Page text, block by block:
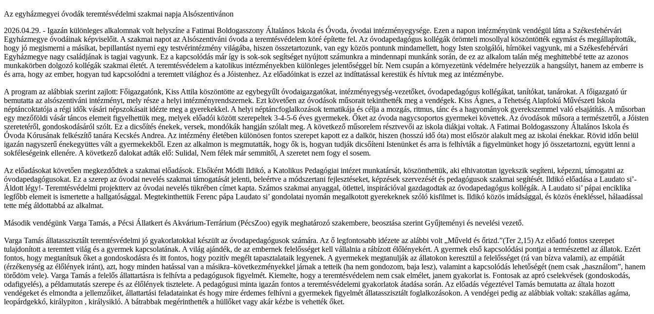
Az egyházmegyei óvodák teremtésvédelmi szakmai napja Alsószentivánon
2026.04.29. - Igazán különleges alkalomnak volt helyszíne a Fatimai Boldogasszony Általános Iskola és Óvoda, óvodai intézményegysége. Ezen a napon intézményünk vendégül látta a Székesfehérvári
Egyházmegye óvodáinak képviselőit. A szakmai napot az Alsószentiváni óvoda a teremtésvédelem köré építette fel. Az óvodapedagógus kollégák örömteli mosollyal köszöntötték egymást és megállapították,
hogy jó megismerni a másikat, bepillantást nyerni egy testvérintézmény világába, hiszen összetartozunk, van egy közös pontunk mindamellett, hogy Isten szolgálói, hírnökei vagyunk, mi a Székesfehérvári
Egyházmegye nagy családjának is tagjai vagyunk. Ez a kapcsolódás már így is sok-sok segítséget nyújtott számunkra a mindennapi munkánk során, de ez az alkalom talán még meghittebbé tette az azonos
munkakörben dolgozó kollégák szakmai életét. A teremtésvédelem a katolikus intézményekben különleges jelentőséggel bír. Nem csupán a környezetünk védelmére helyezzük a hangsúlyt, hanem az emberre is
és arra, hogy az ember, hogyan tud kapcsolódni a teremtett világhoz és a Jóistenhez. Az előadóinkat is ezzel az indíttatással kerestük és hívtuk meg az intézménybe.
A program az alábbiak szerint zajlott: Főigazgatónk, Kiss Attila köszöntötte az egybegyűlt óvodaigazgatókat, intézményegység-vezetőket, óvodapedagógus kollégákat, tanítókat, tanárokat. A főigazgató úr
bemutatta az alsószentiváni intézményt, mely része a helyi intézményrendszernek. Ezt követően az óvodások műsorait tekinthették meg a vendégek. Kiss Ágnes, a Tehetség Alapfokú Művészeti Iskola
néptáncoktatója a régi idők vásári népszokásait idézte meg a gyerekekkel. A helyi néptáncfoglalkozások tematikája és célja a mozgás, ritmus, tánc és a hagyományok gyerekszemmel való elsajátítás. A műsorban
egy mezőföldi vásár táncos elemeit figyelhettük meg, melyek előadói között szerepeltek 3-4-5-6 éves gyermekek. Őket az óvoda nagycsoportos gyermekei követtek. Az óvodások műsora a természetről, a Jóisten
szeretetéről, gondoskodásáról szólt. Ez a dicsőítés énekek, versek, mondókák hangján szólalt meg. A következő műsorelem résztvevői az iskola diákjai voltak. A Fatimai Boldogasszony Általános Iskola és
Óvoda Kórusának felkészítő tanára Kecskés Andrea. Az intézmény életében különösen fontos szerepet kapott ez a dalkör, hiszen (hosszú idő óta) most először alakult meg az iskolai énekkar. Rövid időn belül
igazán nagyszerű énekegyüttes vált a gyermekekből. Ezen az alkalmon is megmutatták, hogy ők is, hogyan tudják dicsőíteni Istenünket és arra is felhívták a figyelmünket hogy jó összetartozni, együtt lenni a
sokféleségeink ellenére. A következő dalokat adták elő: Sulidal, Nem félek már semmitől, A szeretet nem fogy el sosem.
Az előadásokat követően megkezdődtek a szakmai előadások. Elsőként Módli Ildikó, a Katolikus Pedagógiai intézet munkatársát, köszönthettük, aki elhivatottan igyekszik segíteni, képezni, támogatni az
óvodapedagógusokat. Ez a szerep az óvodai nevelés szakmai támogatását jelenti, beleértve a módszertani fejlesztéseket, képzések szervezését és pedagógusok szakmai segítését. Ildikó előadása a Laudato si’-
Áldott légy!- Teremtésvédelmi projektterv az óvodai nevelés tükrében címet kapta. Számos szakmai anyaggal, ötlettel, inspirációval gazdagodtak az óvodapedagógus kollégák. A Laudato si’ pápai enciklika
legfőbb elemeit is ismertette a hallgatósággal. Megtekinthettük Ferenc pápa Laudato si’ gondolatai nyomán megalkotott gyerekeknek szóló kisfilmet is. Ildikó közös imádsággal, és közös énekléssel, hálaadással
tette még áldottabbá az alkalmat.
Második vendégünk Varga Tamás, a Pécsi Állatkert és Akvárium‑Terrárium (PécsZoo) egyik meghatározó szakembere, beosztása szerint Gyűjteményi és nevelési vezető.
Varga Tamás állatasszisztált teremtésvédelmi jó gyakorlatokkal készült az óvodapedagógusok számára. Az ő legfontosabb idézete az alábbi volt „Műveld és őrizd.”(Ter 2,15) Az előadó fontos szerepet
tulajdonított a teremtett világ és a gyermek kapcsolatának. A világ ajándék, de az embernek felelősséget kell vállalnia a rábízott élőlényekért. A gyermek első kapcsolódási pontjai a természettel az állatok. Ezért
fontos, hogy megtanítsuk őket a gondoskodásra és itt fontos, hogy pozitív megélt tapasztalataik legyenek. A gyermekek megtanulják az állatokon keresztül a felelősséget (rá van bízva valami), az empátiát
(érzékenység az élőlények iránt), azt, hogy minden hatással van a másikra–következményekkel járnak a tetteik (ha nem gondozom, baja lesz), valamint a kapcsolódás lehetőségét (nem csak „használom”, hanem
törődöm vele). Varga Tamás a felelős állattartásra is felhívta a pedagógusok figyelmét. Kiemelte, hogy a teremtésvédelem nem csak elmélet, janem gyakorlat is. Fontosak az apró cselekvések (gondoskodás,
odafigyelés), a példamutatás szerepe és az élőlények tisztelete. A pedagógusi minta igazán fontos a teremtésvédelemi gyakorlatok átadása során. Az előadás végeztével Tamás bemutatta az általa hozott
vendégeket és elmondta a jellemzőiket, állattartási feladatainkat és hogy mire érdemes felhívni a gyermekek figyelmét állatasszisztált foglalkozásokon. A vendégei pedig az alábbiak voltak: szakállas agáma,
leopárdgekkó, királypiton , királysikló. A bátrabbak megérinthették a hüllőket vagy akár kézbe is vehették őket.